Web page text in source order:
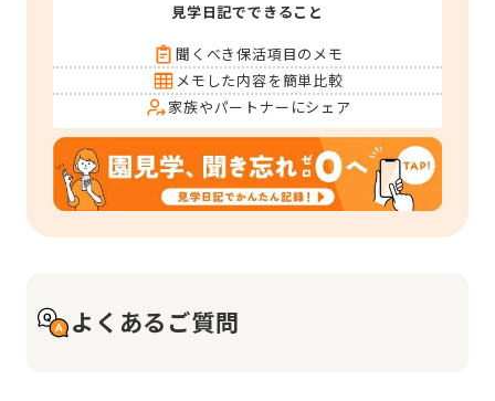
見学日記でできること
聞くべき保活項目のメモ
メモした内容を簡単比較
家族やパートナーにシェア
よくあるご質問